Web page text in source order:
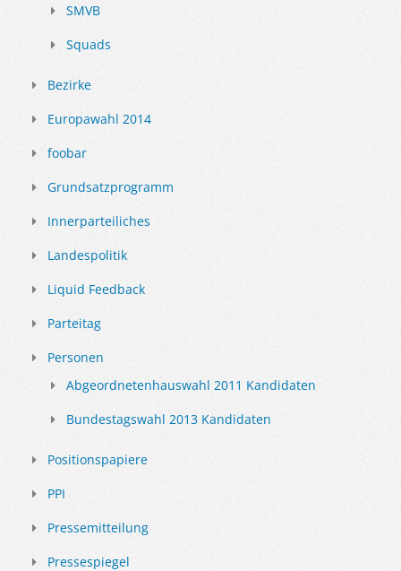
SMVB
Squads
Bezirke
Europawahl 2014
foobar
Grundsatzprogramm
Innerparteiliches
Landespolitik
Liquid Feedback
Parteitag
Personen
Abgeordnetenhauswahl 2011 Kandidaten
Bundestagswahl 2013 Kandidaten
Positionspapiere
PPI
Pressemitteilung
Pressespiegel